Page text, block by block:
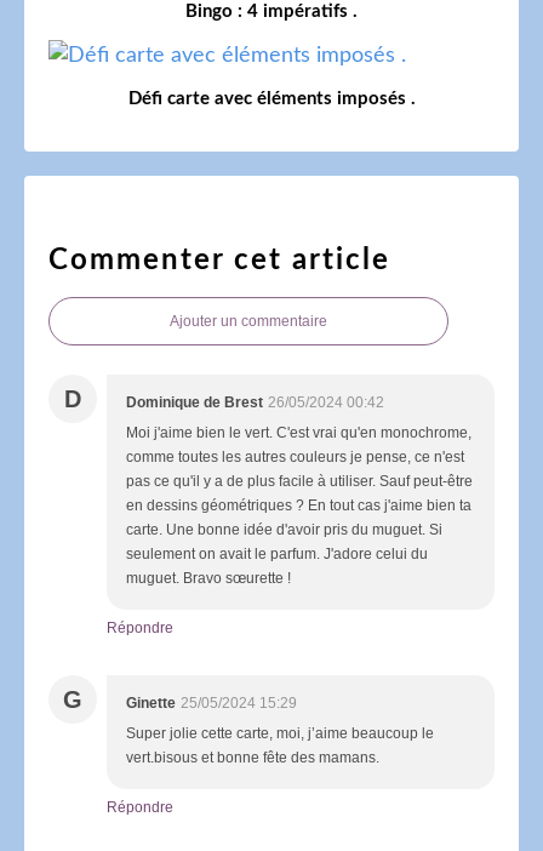
Bingo : 4 impératifs .
Défi carte avec éléments imposés .
Commenter cet article
Ajouter un commentaire
D Dominique de Brest 26/05/2024 00:42
Moi j'aime bien le vert. C'est vrai qu'en monochrome,
comme toutes les autres couleurs je pense, ce n'est
pas ce qu'il y a de plus facile à utiliser. Sauf peut-être
en dessins géométriques ? En tout cas j'aime bien ta
carte. Une bonne idée d'avoir pris du muguet. Si
seulement on avait le parfum. J'adore celui du
muguet. Bravo sœurette !
Répondre
G Ginette 25/05/2024 15:29
Super jolie cette carte, moi, j’aime beaucoup le
vert.bisous et bonne fête des mamans.
Répondre